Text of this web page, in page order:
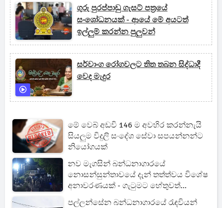
ගුරු පුරප්පාඩු ගැසට් පත්‍රයේ
සංශෝධනයක් - ආයේ මේ අයටත්
ඉල්ලුම් කරන්න පුලුවන්
සර්වාංග රෝගවලට තිත තබන සිද්ධාදී
වෙද මැදුර
මේ වෙබ් අඩවි 146 ම අවහිර කරන්නැයි
සියලුම විදුලි සංදේශ සේවා සපයන්නන්ට
නියෝගයක්
නව මැගසින් බන්ධනාගාරයේ
නොසන්සුන්තාවයේ දැන් තත්ත්වය විශේෂ
අනාවරණයක් - ගැටුමට හේතුවත්
හෙළිවෙයි
පල්ලන්සේන බන්ධනාගාරයේ රැඳවියන්